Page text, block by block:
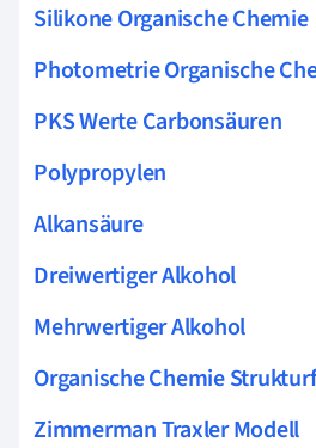
Silikone Organische Chemie
Photometrie Organische
PKS Werte Carbonsäuren
Polypropylen
Alkansäure
Dreiwertiger Alkohol
Mehrwertiger Alkohol
Organische Chemie
Zimmerman Traxler Modell